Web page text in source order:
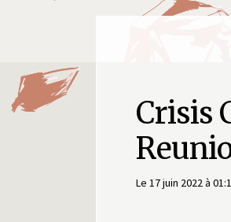
Crisis
Le 17 juin 2022 à